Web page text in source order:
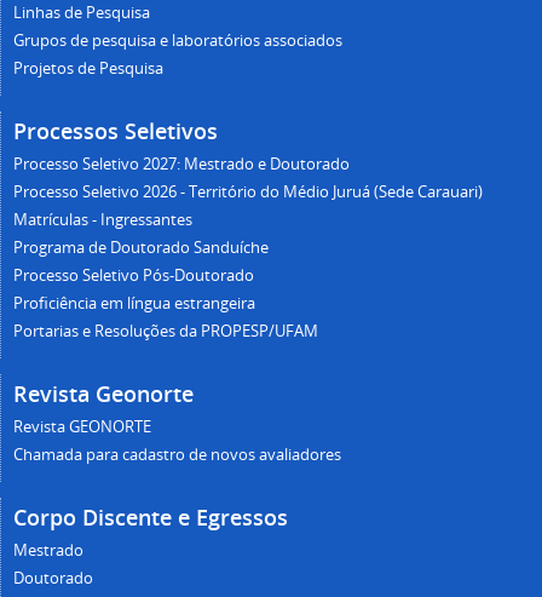
Linhas de Pesquisa
Grupos de pesquisa e laboratórios associados
Projetos de Pesquisa
Processos Seletivos
Processo Seletivo 2027: Mestrado e Doutorado
Processo Seletivo 2026 - Território do Médio Juruá (Sede Carauari)
Matrículas - Ingressantes
Programa de Doutorado Sanduíche
Processo Seletivo Pós-Doutorado
Proficiência em língua estrangeira
Portarias e Resoluções da PROPESP/UFAM
Revista Geonorte
Revista GEONORTE
Chamada para cadastro de novos avaliadores
Corpo Discente e Egressos
Mestrado
Doutorado